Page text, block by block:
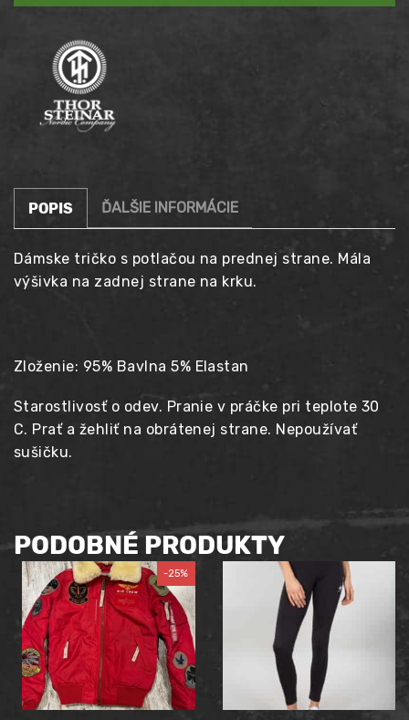
POPIS ĎALŠIE INFORMÁCIE
Dámske tričko s potlačou na prednej strane. Mála
výšivka na zadnej strane na krku.
Zloženie: 95% Bavlna 5% Elastan
Starostlivosť o odev. Pranie v práčke pri teplote 30
C. Prať a žehliť na obrátenej strane. Nepoužívať
sušičku.
PODOBNÉ PRODUKTY
-25%